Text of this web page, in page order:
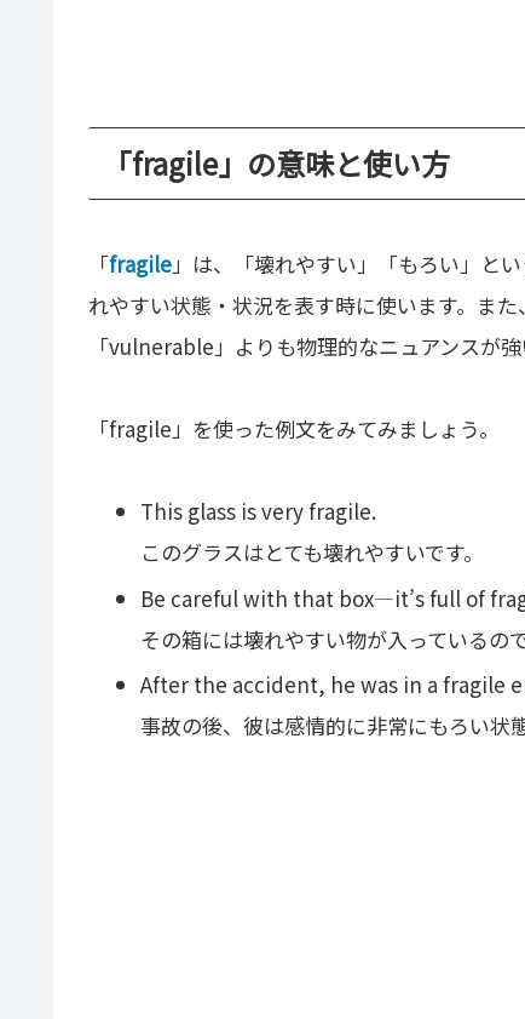
「fragile」の意味と使い方
「fragile」は、「壊れやすい」「もろい」と
れやすい状態・状況を表す時に使います。ま
「vulnerable」よりも物理的なニュアンスが強
「fragile」を使った例文をみてみましょう。
This glass is very fragile.
このグラスはとても壊れやすいです。
Be careful with that box—it’s full of
その箱には壊れやすい物が入っているの
After the accident, he was in a fragile
事故の後、彼は感情的に非常にもろい状